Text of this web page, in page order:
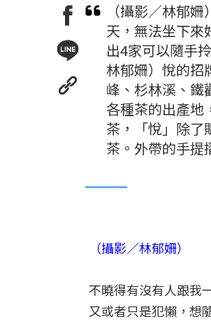
（攝影／林郁
天，無法坐下來
出4家可以隨手
林郁姍）悅的招
峰、杉林溪、鐵
各種茶的出產地
茶，「悅」除了
茶。外帶的手提
（攝影／林郁姍）
不曉得有沒有人跟我
又或者只是犯懶，想